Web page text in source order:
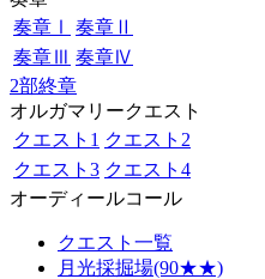
奏章Ⅰ
奏章Ⅱ
奏章Ⅲ 奏章Ⅳ
2部終章
オルガマリークエスト
クエスト1 クエスト2
クエスト3 クエスト4
オーディールコール
クエスト一覧
月光採掘場(90★★)